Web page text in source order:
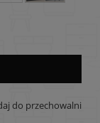
do przechowalni